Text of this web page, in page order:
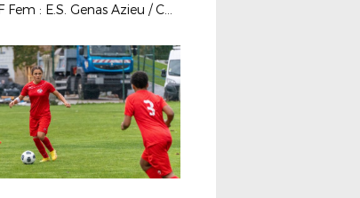
4e tour CDF Fem : E.S. Genas Azieu / Chassieu Décines FC